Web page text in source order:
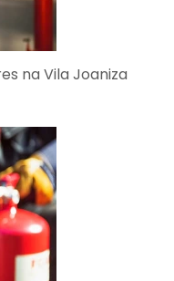
na Vila Joaniza